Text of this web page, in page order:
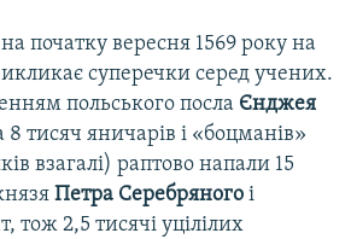
початку вересня 1569 року на
суперечки серед учених.
польського посла Єнджея
8 тисяч яничарів і «боцманів»
взагалі) раптово напали 15
Петра Серебряного і
тож 2,5 тисячі уцілілих